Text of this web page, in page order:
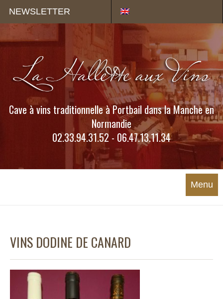
NEWSLETTER
Cave à vins traditionnelle à Portbail dans la Manche en
Normandie
02.33.94.31.52 - 06.47.13.11.34
Menu
VINS DODINE DE CANARD
Panneau de gestion des cookies